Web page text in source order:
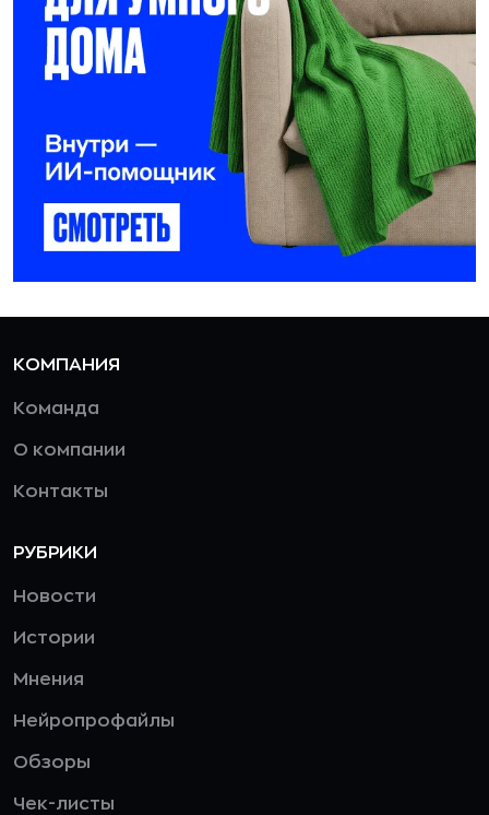
КОМПАНИЯ
Команда
О компании
Контакты
РУБРИКИ
Новости
Истории
Мнения
Нейропрофайлы
Обзоры
Чек-листы